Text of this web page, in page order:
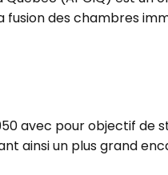
fusion des chambres
avec pour objectif
ainsi un plus grand